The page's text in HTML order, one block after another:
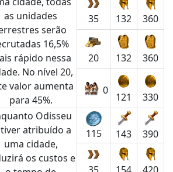
as unidades
serão
16,5%
rápido nessa
No nível 20,
valor aumenta
para 45%.
35 132 360
20 132 360
0
121 330
Odisseu
atribuído a
uma cidade,
os custos e
115 143 390